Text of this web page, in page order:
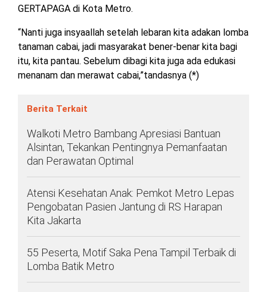
GERTAPAGA di Kota Metro.
“Nanti juga insyaallah setelah lebaran kita adakan lomba
tanaman cabai, jadi masyarakat bener-benar kita bagi
itu, kita pantau. Sebelum dibagi kita juga ada edukasi
menanam dan merawat cabai,”tandasnya (*)
Berita Terkait
Walkoti Metro Bambang Apresiasi Bantuan
Alsintan, Tekankan Pentingnya Pemanfaatan
dan Perawatan Optimal
Atensi Kesehatan Anak: Pemkot Metro Lepas
Pengobatan Pasien Jantung di RS Harapan
Kita Jakarta
55 Peserta, Motif Saka Pena Tampil Terbaik di
Lomba Batik Metro